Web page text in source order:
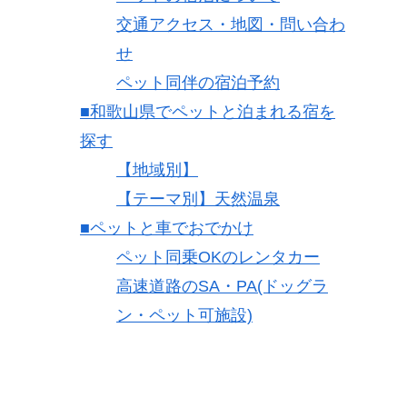
交通アクセス・地図・問い合わ
せ
ペット同伴の宿泊予約
■和歌山県でペットと泊まれる宿を
探す
【地域別】
【テーマ別】天然温泉
■ペットと車でおでかけ
ペット同乗OKのレンタカー
高速道路のSA・PA(ドッグラ
ン・ペット可施設)